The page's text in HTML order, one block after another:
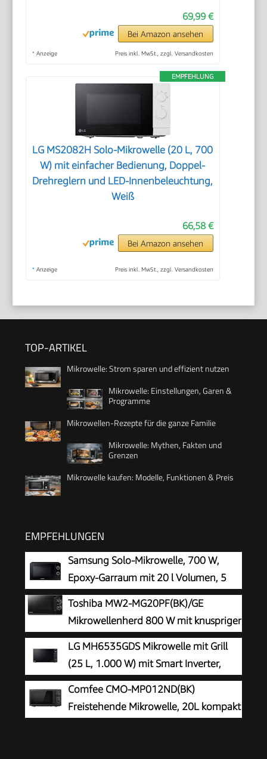
69,99 €
Bei Amazon ansehen
* Anzeige Preis inkl. MwSt., zzgl. Versandkosten
EMPFEHLUNG
LG MS2082H Solo-Mikrowelle (20 L, 700
W) mit einfacher Bedienung, Doppel-
Drehreglern und LED-Innenbeleuchtung,
Weiß
66,58 €
Bei Amazon ansehen
* Anzeige Preis inkl. MwSt., zzgl. Versandkosten
TOP-ARTIKEL
Mikrowelle: Strom sparen und effizient nutzen
Mikrowelle: Einstellungen, Garen &
Programme
Mikrowellen-Rezepte für die ganze Familie
Mikrowelle: Mythen, Fakten und
Grenzen
Mikrowelle kaufen: Modelle, Funktionen & Preis
EMPFEHLUNGEN
Samsung Solo-Mikrowelle, 700 W,
Epoxy-Garraum mit 20 l Volumen, 5
Leistungsstufen, Defrost, Schwarz,
MS20A3010AL/EG
Toshiba MW2-MG20PF(BK)/GE
Mikrowellenherd 800 W mit knuspriger
Grill- & Kombigarfunktion, 5 Leistungsstufen,
1000 W Grillleistung, Schwarz
LG MH6535GDS Mikrowelle mit Grill
(25 L, 1.000 W) mit Smart Inverter,
Quarzgrill, Infrared Heating, EasyClean,
Schwarz
Comfee CMO-MP012ND(BK)
Freistehende Mikrowelle, 20L kompakt